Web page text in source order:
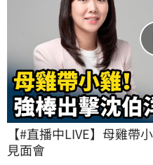
【#直播中LIVE】母雞帶
見面會